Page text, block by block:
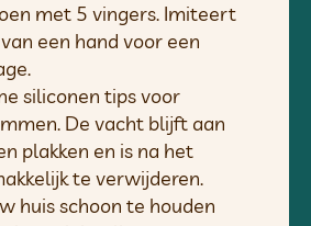
met 5 vingers. Imiteert
een hand voor een
siliconen tips voor
De vacht blijft aan
plakken en is na het
te verwijderen.
huis schoon te houden